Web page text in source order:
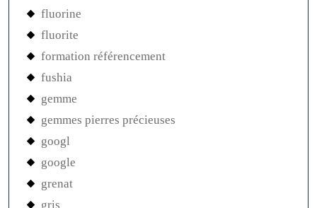
fluorine
fluorite
formation référencement
fushia
gemme
gemmes pierres précieuses
googl
google
grenat
gris